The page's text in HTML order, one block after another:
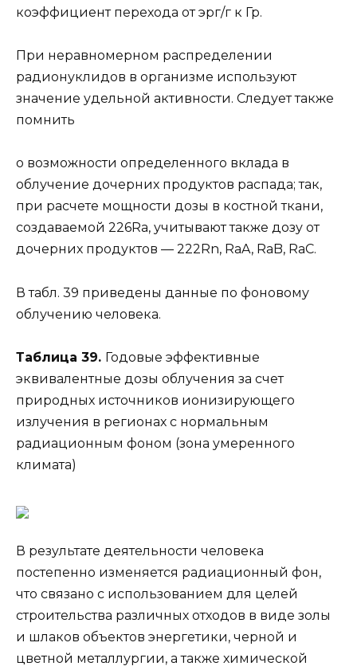
коэффициент перехода от эрг/г к Гр.
При неравномерном распределении
радионуклидов в организме используют
значение удельной активности. Следует также
помнить
о возможности определенного вклада в
облучение дочерних продуктов распада; так,
при расчете мощности дозы в костной ткани,
создаваемой 226Ra, учитывают также дозу от
дочерних продуктов — 222Rn, RaA, RaB, RaC.
В табл. 39 приведены данные по фоновому
облучению человека.
Таблица 39. Годовые эффективные
эквивалентные дозы облучения за счет
природных источников ионизирующего
излучения в регионах с нормальным
радиационным фоном (зона умеренного
климата)
В результате деятельности человека
постепенно изменяется радиационный фон,
что связано с использованием для целей
строительства различных отходов в виде золы
и шлаков объектов энергетики, черной и
цветной металлургии, а также химической